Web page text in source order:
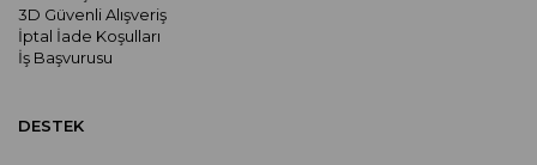
3D Güvenli Alışveriş
İptal İade Koşulları
İş Başvurusu
DESTEK